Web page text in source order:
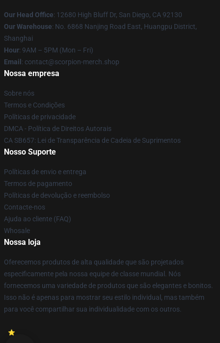
Our Head Office: 12680 High Bluff Dr, San Diego, CA 92130
Our Warehouse: No. 6868 Nanjing Road East, Huangpu District,
Shanghai
Hour: 9AM – 5PM (Mon – Fri)
Email : contact@scorpion-merch.shop
Nossa empresa
Sobre nós
Termos e Condições
Políticas de privacidade
DMCA - Política de Direitos Autorais
CA SB657: Lei de Transparência de Cadeia de Suprimentos
Nosso Suporte
Políticas de envio e entrega
Termos de pagamento
Políticas de devolução e reembolso
Contacte-nos
Ajuda ao cliente (FAQ)
Whosale
Nossa loja
Oferecemos produtos de alta qualidade que são projetados
especificamente pela nossa equipe de classe mundial. Nós
fornecemos uma variedade de produtos que são elegantes e bonitos.
Isso não é apenas para mostrar seu estilo individual, mas também
para você compartilhar sua individualidade com os outros.